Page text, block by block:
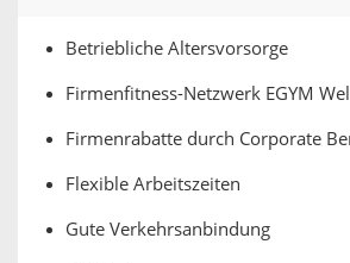
Betriebliche Altersvorsorge
Firmenfitness-Netzwerk EGYM
Firmenrabatte durch Corporate
Flexible Arbeitszeiten
Gute Verkehrsanbindung